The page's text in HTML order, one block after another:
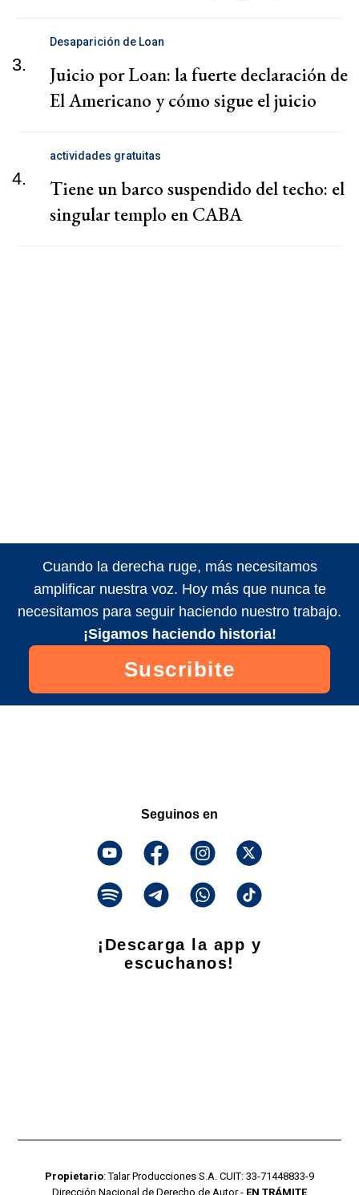
3.
Desaparición de Loan
Juicio por Loan: la fuerte declaración de
El Americano y cómo sigue el juicio
4.
actividades gratuitas
Tiene un barco suspendido del techo: el
singular templo en CABA
Cuando la derecha ruge, más necesitamos
amplificar nuestra voz. Hoy más que nunca te
necesitamos para seguir haciendo nuestro trabajo.
¡Sigamos haciendo historia!
Suscribite
Seguinos en
¡Descarga la app y
escuchanos!
Propietario: Talar Producciones S.A. CUIT: 33-71448833-9
Dirección Nacional de Derecho de Autor - EN TRÁMITE